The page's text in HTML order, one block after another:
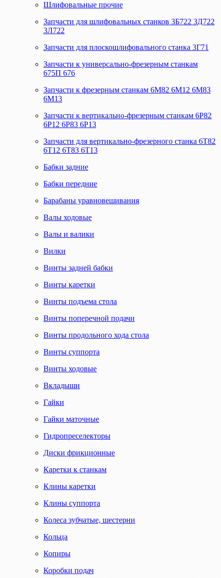
Шлифовальные прочие
Запчасти для шлифовальных станков 3Б722 3Д722
3Л722
Запчасти для плоскошлифовального станка 3Г71
Запчасти к универсально-фрезерным станкам
675П 676
Запчасти к фрезерным станкам 6М82 6М12 6М83
6М13
Запчасти к вертикально-фрезерным станкам 6Р82
6Р12 6Р83 6Р13
Запчасти для вертикально-фрезерного станка 6Т82
6Т12 6Т83 6Т13
Бабки задние
Бабки передние
Барабаны уравновешивания
Валы ходовые
Валы и валики
Вилки
Винты задней бабки
Винты каретки
Винты подъема стола
Винты поперечной подачи
Винты продольного хода стола
Винты суппорта
Винты ходовые
Вкладыши
Гайки
Гайки маточные
Гидропреселекторы
Диски фрикционные
Каретки к станкам
Клины каретки
Клины суппорта
Колеса зубчатые, шестерни
Кольца
Копиры
Коробки подач